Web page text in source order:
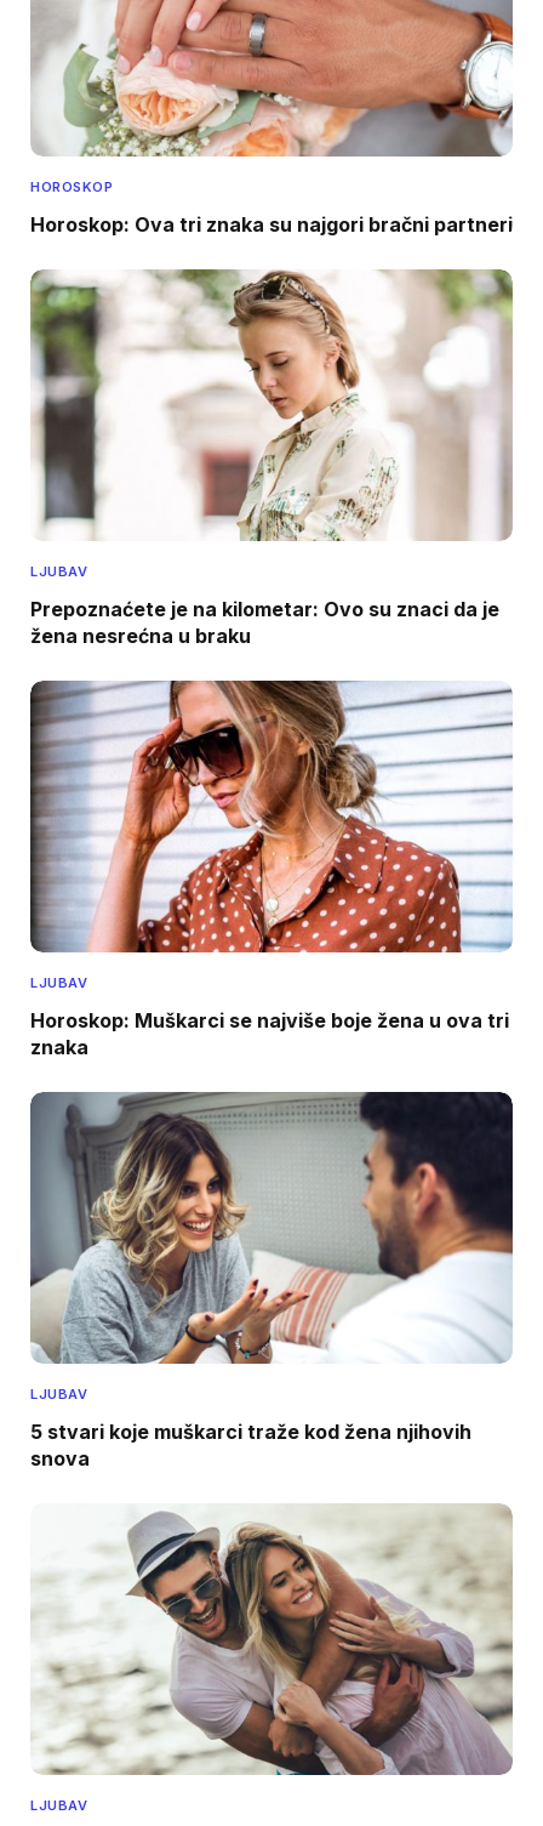
HOROSKOP
Horoskop: Ova tri znaka su najgori bračni partneri
LJUBAV
Prepoznaćete je na kilometar: Ovo su znaci da je
žena nesrećna u braku
LJUBAV
Horoskop: Muškarci se najviše boje žena u ova tri
znaka
LJUBAV
5 stvari koje muškarci traže kod žena njihovih
snova
LJUBAV